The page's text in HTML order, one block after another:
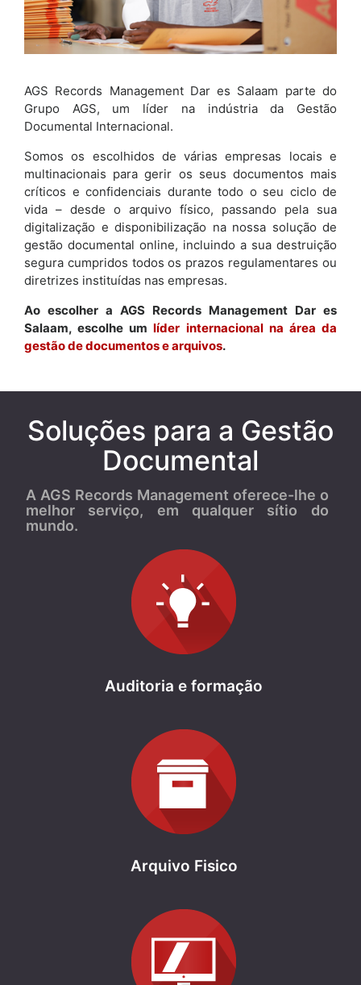
AGS Records Management Dar es Salaam parte do
Grupo AGS, um líder na indústria da Gestão
Documental Internacional.
Somos os escolhidos de várias empresas locais e
multinacionais para gerir os seus documentos mais
críticos e confidenciais durante todo o seu ciclo de
vida – desde o arquivo físico, passando pela sua
digitalização e disponibilização na nossa solução de
gestão documental online, incluindo a sua destruição
segura cumpridos todos os prazos regulamentares ou
diretrizes instituídas nas empresas.
Ao escolher a AGS Records Management Dar es
Salaam, escolhe umlíder internacional na área da
gestão de documentos e arquivos.
Soluções para a Gestão
Documental
A AGS Records Management oferece-lhe o
melhor serviço, em qualquer sítio do
mundo.
Auditoria e formação
Arquivo Fisico